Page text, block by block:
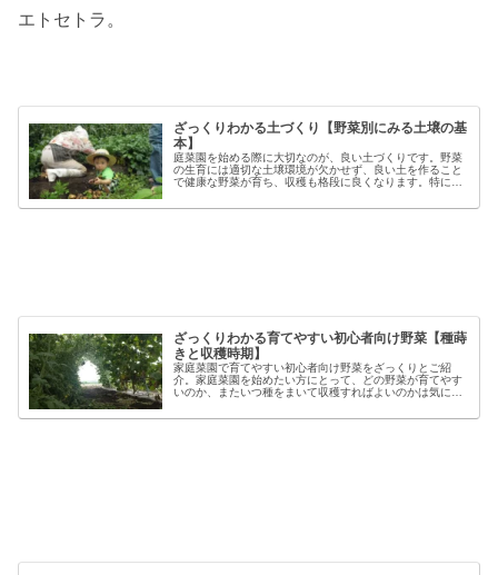
エトセトラ。
ざっくりわかる土づくり【野菜別にみる土壌の基
本】
庭菜園を始める際に大切なのが、良い土づくりです。野菜
の生育には適切な土壌環境が欠かせず、良い土を作ること
で健康な野菜が育ち、収穫も格段に良くなります。特に初
家庭菜園で失敗しないコツと言える...
ざっくりわかる育てやすい初心者向け野菜【種蒔
きと収穫時期】
家庭菜園で育てやすい初心者向け野菜をざっくりとご紹
介。家庭菜園を始めたい方にとって、どの野菜が育てやす
いのか、またいつ種をまいて収穫すればよいのかは気にな
類でも「早生」「中生」「晩生」など...